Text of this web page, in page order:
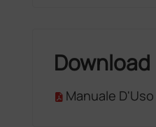
Download
Manuale D'Uso